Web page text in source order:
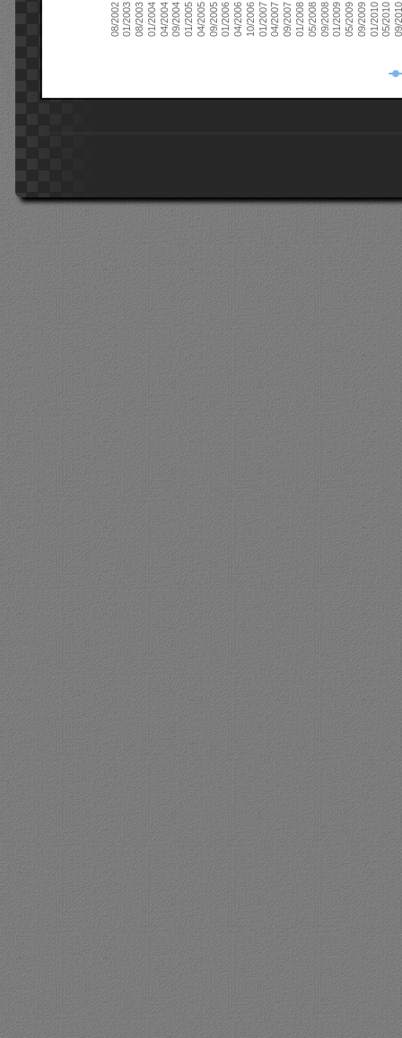
08/200201/200308/200301/200404/200409/200401/200504/200509/200501/200604/200610/200601/200704/200709/200701/200805/200809/200801/200905/200909/200901/201005/201009/